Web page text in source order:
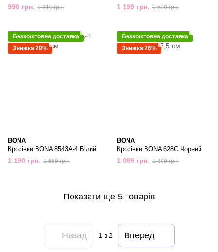
990 грн. 1 310 грн. 1 199 грн. 1 520 грн.
Безкоштовна доставка
Знижка 28%
BONA
Кросівки BONA 8543A-4 Бiлий
1 190 грн. 1 650 грн.
Безкоштовна доставка
Знижка 26%
BONA
Кросівки BONA 628C Чорний
1 099 грн. 1 490 грн.
Показати ще 5 товарів
Назад 1з 2 Вперед